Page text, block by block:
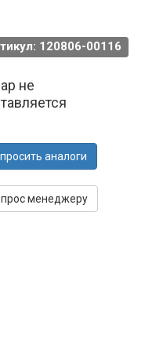
120806-00116
не
аналоги
менеджеру